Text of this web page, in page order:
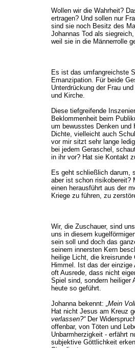
Wollen wir die Wahrheit?
ertragen? Und sollen nur
sind sie noch Besitz des
Johannas Tod als
weil sie in die Männerrolle
Es ist das umfangreichste
Emanzipation. Für beide
Unterdrückung der Frau
und Kirche.
Diese tiefgreifende
Beklommenheit beim
um bewusstes Denken und
Dichte, vielleicht auch
vor mir sitzt sehr lange
bei jedem Geraschel,
in ihr vor? Hat sie Kontakt
Es geht schließlich darum,
aber ist schon risikobereit?
einen herausführt aus der
Kriege zu führen, zu
Wir, die Zuschauer, sind
uns in diesem
sein soll und doch das
seinem innersten Kern
heilige Licht, die
Himmel. Ist das der einzige
oft Ausrede, dass nicht
Spiel sind, sondern heiliger
heute so geführt.
Johanna bekennt: „Mein
Hat nicht Jesus am Kreuz
verlassen?“Der
offenbar, von Töten und
Unbarmherzigkeit - erfährt
subjektive Göttlichkeit